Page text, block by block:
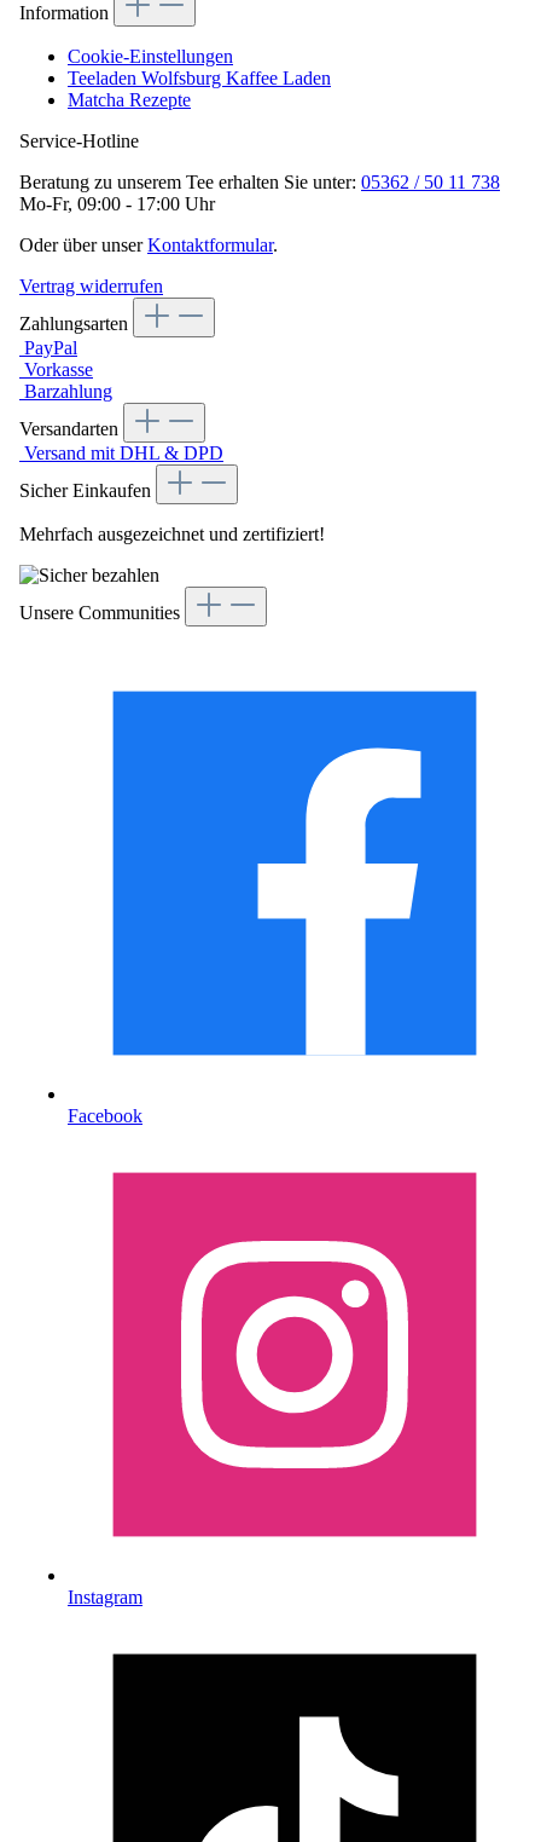
Information
Cookie-Einstellungen
Teeladen Wolfsburg Kaffee Laden
Matcha Rezepte
Service-Hotline
Beratung zu unserem Tee erhalten Sie unter: 05362 / 50 11 738
Mo-Fr, 09:00 - 17:00 Uhr
Oder über unserKontaktformular.
Vertrag widerrufen
Zahlungsarten
PayPal
Vorkasse
Barzahlung
Versandarten
Versand mit DHL & DPD
Sicher Einkaufen
Mehrfach ausgezeichnet und zertifiziert!
Unsere Communities
Facebook
Instagram